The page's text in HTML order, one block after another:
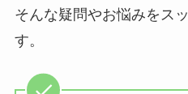
そんな疑問やお悩みをス
す。